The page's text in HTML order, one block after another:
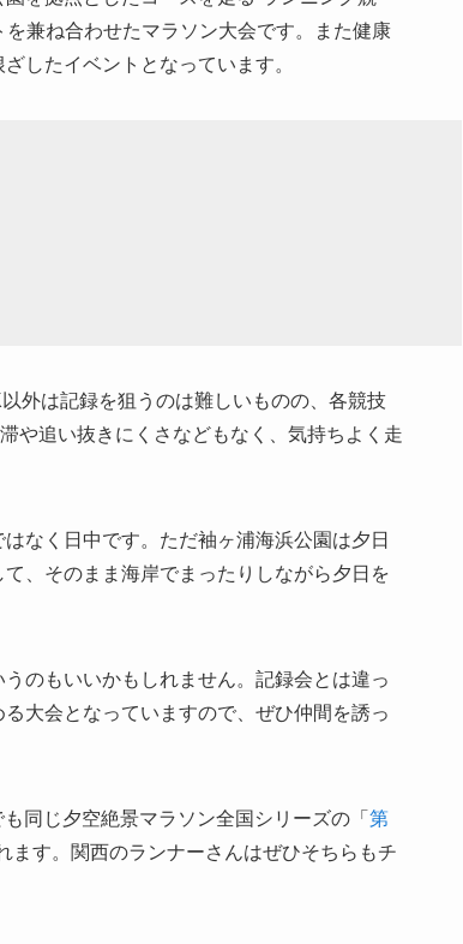
を兼ね合わせたマラソン大会です。また健康
したイベントとなっています。
外は記録を狙うのは難しいものの、各競技
や追い抜きにくさなどもなく、気持ちよく走
なく日中です。ただ袖ヶ浦海浜公園は夕日
、そのまま海岸でまったりしながら夕日を
のもいいかもしれません。記録会とは違っ
大会となっていますので、ぜひ仲間を誘っ
同じ夕空絶景マラソン全国シリーズの「 第
ます。関西のランナーさんはぜひそちらもチ